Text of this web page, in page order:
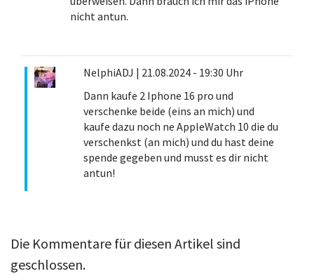
nicht antun.
NelphiADJ | 21.08.2024 - 19:30 Uhr
Dann kaufe 2 Iphone 16 pro und
verschenke beide (eins an mich) und
kaufe dazu noch ne AppleWatch 10 die du
verschenkst (an mich) und du hast deine
spende gegeben und musst es dir nicht
antun!
Die Kommentare für diesen Artikel sind
geschlossen.